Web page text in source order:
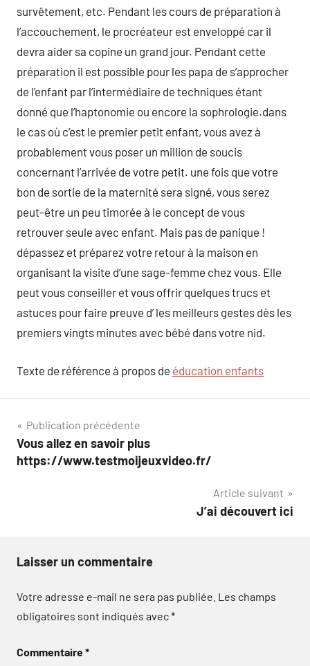
survêtement, etc. Pendant les cours de préparation à
l’accouchement, le procréateur est enveloppé car il
devra aider sa copine un grand jour. Pendant cette
préparation il est possible pour les papa de s’approcher
de l’enfant par l’intermédiaire de techniques étant
donné que l’haptonomie ou encore la sophrologie.dans
le cas où c’est le premier petit enfant, vous avez à
probablement vous poser un million de soucis
concernant l’arrivée de votre petit. une fois que votre
bon de sortie de la maternité sera signé, vous serez
peut-être un peu timorée à le concept de vous
retrouver seule avec enfant. Mais pas de panique !
dépassez et préparez votre retour à la maison en
organisant la visite d’une sage-femme chez vous. Elle
peut vous conseiller et vous offrir quelques trucs et
astuces pour faire preuve d’ les meilleurs gestes dès les
premiers vingts minutes avec bébé dans votre nid.
Texte de référence à propos de éducation enfants
Navigation
de
Publication précédente
Vous allez en savoir plus
https://www.testmoijeuxvideo.fr/
Article suivant
J’ai découvert ici
Laisser un commentaire
Votre adresse e-mail ne sera pas publiée. Les champs
obligatoires sont indiqués avec*
Commentaire*